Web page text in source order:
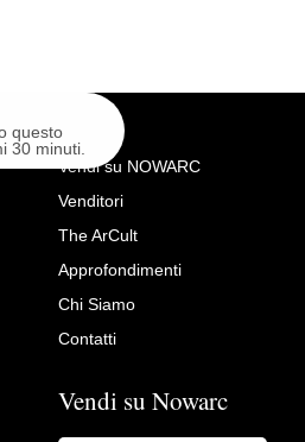
questo
30 minuti.
Maggiori Info su
reclinabile –
Vintage
Vendi su NOWARC
Venditori
The ArCult
Approfondimenti
Chi Siamo
Contatti
Vendi su Nowarc